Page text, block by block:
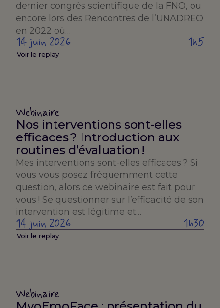
dernier congrès scientifique de la FNO, ou
encore lors des Rencontres de l’UNADREO
en 2022 où…
14 juin 2026 1h5
Voir le replay
Webinaire
Nos interventions sont-elles
efficaces ? Introduction aux
routines d’évaluation !
Mes interventions sont-elles efficaces ? Si
vous vous posez fréquemment cette
question, alors ce webinaire est fait pour
vous ! Se questionner sur l’efficacité de son
intervention est légitime et…
14 juin 2026 1h30
Voir le replay
Webinaire